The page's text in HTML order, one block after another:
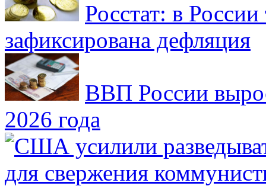
Росстат: в России
зафиксирована дефляция
ВВП России
2026 года